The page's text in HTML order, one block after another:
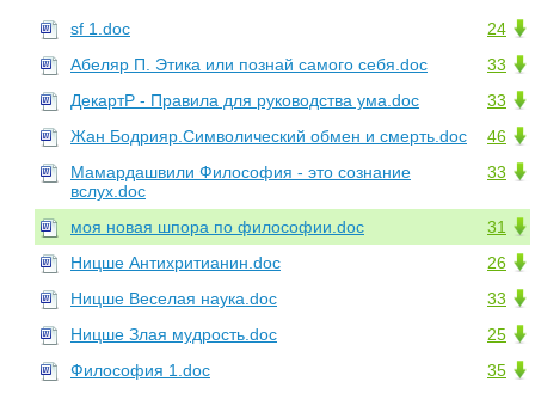
24
sf 1.doc
33
Абеляр П. Этика или познай самого себя.doc
33
ДекартР - Правила для руководства ума.doc
46
Жан Бодрияр.Символический обмен и смерть.doc
33
Мамардашвили Философия - это сознание
вслух.doc
31
моя новая шпора по философии.doc
26
Ницше Антихритианин.doc
33
Ницше Веселая наука.doc
25
Ницше Злая мудрость.doc
35
Философия 1.doc